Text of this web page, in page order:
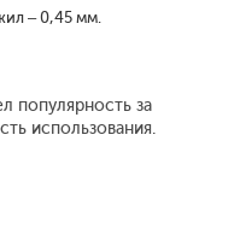
– 0,45 мм.
популярность за
использования.